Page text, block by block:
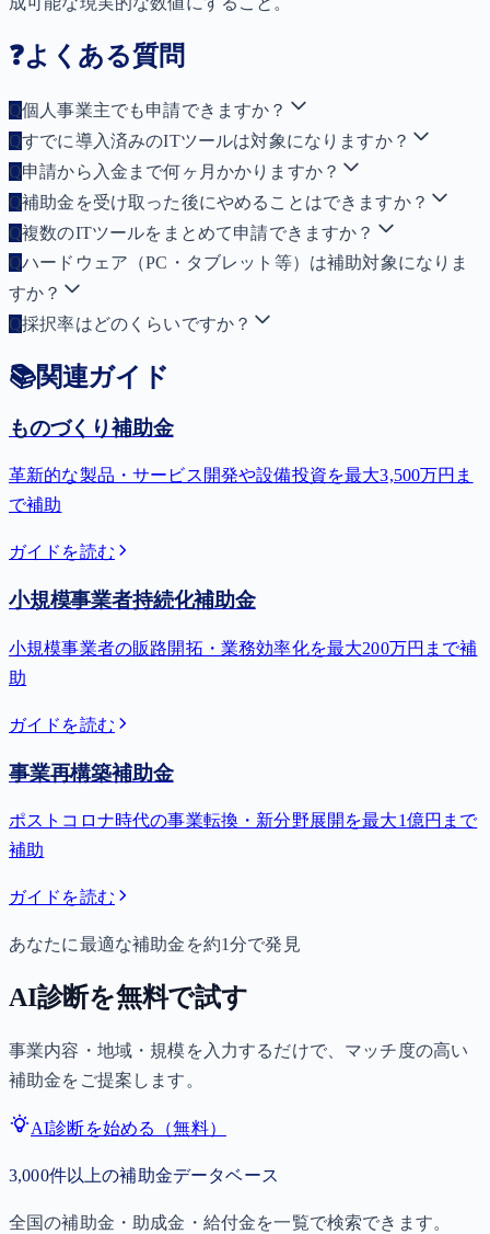
❓よくある質問
Q個人事業主でも申請できますか？
Qすでに導入済みのITツールは対象になりますか？
Q申請から入金まで何ヶ月かかりますか？
Q補助金を受け取った後にやめることはできますか？
Q複数のITツールをまとめて申請できますか？
Qハードウェア（PC・タブレット等）は補助対象になりま
すか？
Q採択率はどのくらいですか？
📚関連ガイド
ものづくり補助金
革新的な製品・サービス開発や設備投資を最大3,500万円ま
で補助
ガイドを読む
小規模事業者持続化補助金
小規模事業者の販路開拓・業務効率化を最大200万円まで補
助
ガイドを読む
事業再構築補助金
ポストコロナ時代の事業転換・新分野展開を最大1億円まで
補助
ガイドを読む
あなたに最適な補助金を約1分で発見
AI診断を無料で試す
事業内容・地域・規模を入力するだけで、マッチ度の高い
補助金をご提案します。
AI診断を始める（無料）
3,000件以上の補助金データベース
全国の補助金・助成金・給付金を一覧で検索できます。